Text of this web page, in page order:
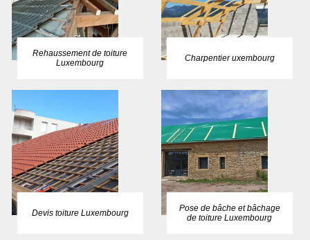
Rehaussement de toiture
Luxembourg
Charpentier uxembourg
Devis toiture Luxembourg
Pose de bâche et bâchage
de toiture Luxembourg